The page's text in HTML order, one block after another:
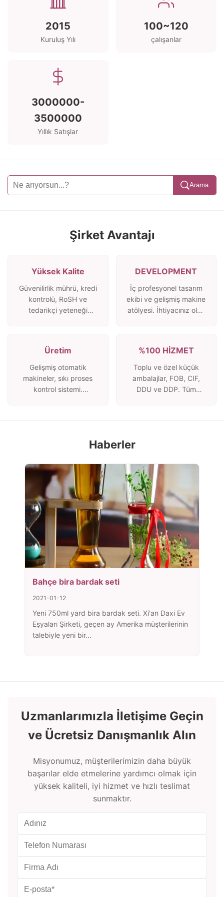
2015
Kuruluş Yılı
100~120
çalışanlar
3000000-
3500000
Yıllık Satışlar
Arama
Şirket Avantajı
Yüksek Kalite
Güvenilirlik mührü, kredi
kontrolü, RoSH ve
tedarikçi yeteneği
profesyonel test
laboratuvarı var.
DEVELOPMENT
İç profesyonel tasarım
ekibi ve gelişmiş makine
atölyesi. İhtiyacınız olan
Üretim
Gelişmiş otomatik
makineler, sıkı proses
kontrol sistemi.
%100 HİZMET
Toplu ve özel küçük
ambalajlar, FOB, CIF,
DDU ve DDP. Tüm
Haberler
Bahçe bira bardak seti
2021-01-12
Yeni 750ml yard bira bardak seti. Xi'an Daxi Ev
Eşyaları Şirketi, geçen ay Amerika müşterilerinin
talebiyle yeni bir...
Uzmanlarımızla İletişime Geçin
ve Ücretsiz Danışmanlık Alın
Misyonumuz, müşterilerimizin daha büyük
başarılar elde etmelerine yardımcı olmak için
yüksek kaliteli, iyi hizmet ve hızlı teslimat
sunmaktır.